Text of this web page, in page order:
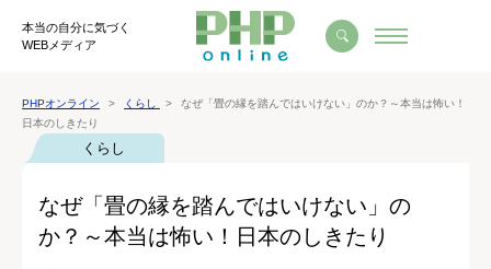
本当の自分に気づく
WEBメディア
PHPオンライン くらし
なぜ「畳の縁を踏んではいけない」のか？～本当は怖い！
日本のしきたり
くらし
なぜ「畳の縁を踏んではいけない」の
か？～本当は怖い！日本のしきたり